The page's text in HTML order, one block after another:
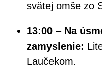
svätej omše zo
13:00 – Na
zamyslenie:
Laučekom.